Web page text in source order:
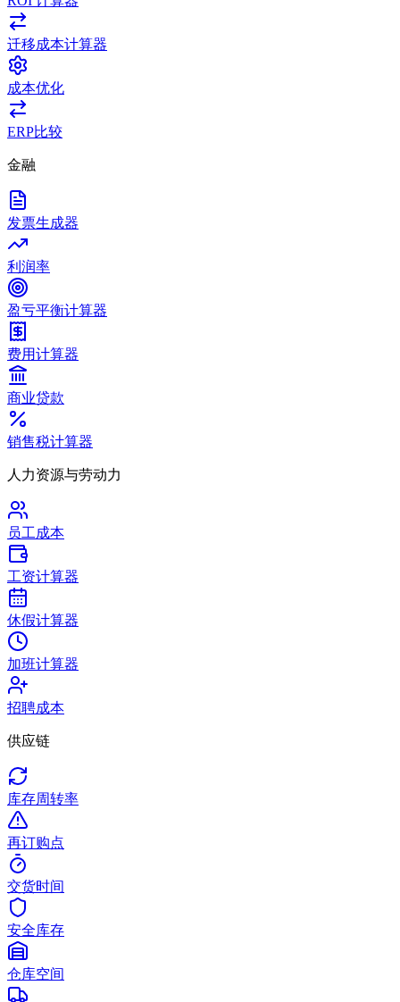
迁移成本计算器
成本优化
ERP比较
金融
发票生成器
利润率
盈亏平衡计算器
费用计算器
商业贷款
销售税计算器
人力资源与劳动力
员工成本
工资计算器
休假计算器
加班计算器
招聘成本
供应链
库存周转率
再订购点
交货时间
安全库存
仓库空间